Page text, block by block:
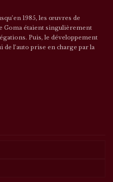
1985, les œuvres de
Goma étaient singulièrement
Puis, le développement
de l’auto prise en charge par la